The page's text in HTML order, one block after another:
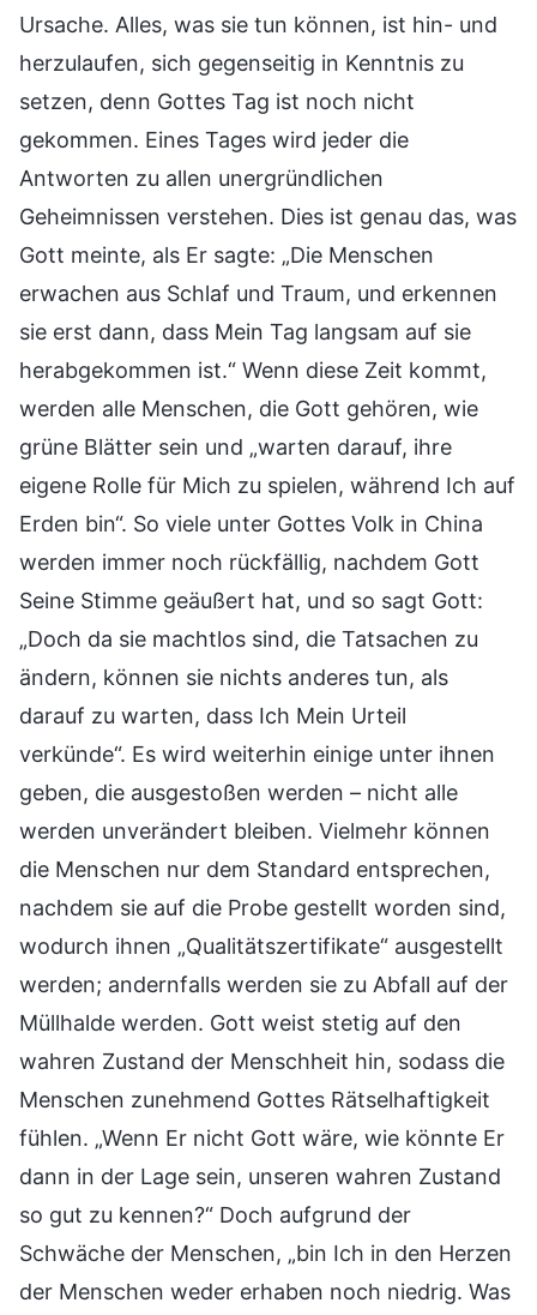
Ursache. Alles, was sie tun können, ist hin- und
herzulaufen, sich gegenseitig in Kenntnis zu
setzen, denn Gottes Tag ist noch nicht
gekommen. Eines Tages wird jeder die
Antworten zu allen unergründlichen
Geheimnissen verstehen. Dies ist genau das, was
Gott meinte, als Er sagte: „Die Menschen
erwachen aus Schlaf und Traum, und erkennen
sie erst dann, dass Mein Tag langsam auf sie
herabgekommen ist.“ Wenn diese Zeit kommt,
werden alle Menschen, die Gott gehören, wie
grüne Blätter sein und „warten darauf, ihre
eigene Rolle für Mich zu spielen, während Ich auf
Erden bin“. So viele unter Gottes Volk in China
werden immer noch rückfällig, nachdem Gott
Seine Stimme geäußert hat, und so sagt Gott:
„Doch da sie machtlos sind, die Tatsachen zu
ändern, können sie nichts anderes tun, als
darauf zu warten, dass Ich Mein Urteil
verkünde“. Es wird weiterhin einige unter ihnen
geben, die ausgestoßen werden – nicht alle
werden unverändert bleiben. Vielmehr können
die Menschen nur dem Standard entsprechen,
nachdem sie auf die Probe gestellt worden sind,
wodurch ihnen „Qualitätszertifikate“ ausgestellt
werden; andernfalls werden sie zu Abfall auf der
Müllhalde werden. Gott weist stetig auf den
wahren Zustand der Menschheit hin, sodass die
Menschen zunehmend Gottes Rätselhaftigkeit
fühlen. „Wenn Er nicht Gott wäre, wie könnte Er
dann in der Lage sein, unseren wahren Zustand
so gut zu kennen?“ Doch aufgrund der
Schwäche der Menschen, „bin Ich in den Herzen
der Menschen weder erhaben noch niedrig. Was